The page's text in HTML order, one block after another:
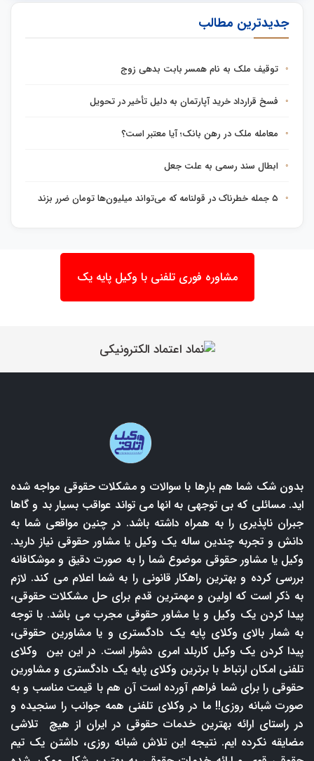
جدیدترین مطالب
توقیف ملک به نام همسر بابت بدهی زوج
فسخ قرارداد خرید آپارتمان به دلیل تأخیر در تحویل
معامله ملک در رهن بانک؛ آیا معتبر است؟
ابطال سند رسمی به علت جعل
مشاوره فوری تلفنی با وکیل پایه یک
بدون شک شما هم بارها با سوالات و مشکلات حقوقی مواجه شده
اید. مسائلی که بی توجهی به انها می تواند عواقب بسیار بد و گاها
جبران ناپذیری را به همراه داشته باشد. در چنین مواقعی شما به
دانش و تجربه چندین ساله یک وکیل یا مشاور حقوقی نیاز دارید.
وکیل یا مشاور حقوقی موضوع شما را به صورت دقیق و موشکافانه
بررسی کرده و بهترین راهکار قانونی را به شما اعلام می کند. لازم
به ذکر است که اولین و مهمترین قدم برای حل مشکلات حقوقی،
پیدا کردن یک وکیل و یا مشاور حقوقی مجرب می باشد. با توجه
به شمار بالای وکلای پایه یک دادگستری و یا مشاورین حقوقی،
پیدا کردن یک وکیل کاربلد امری دشوار است. در این بین وکلای
تلفنی امکان ارتباط با برترین وکلای پایه یک دادگستری و مشاورین
حقوقی را برای شما فراهم آورده است آن هم با قیمت مناسب و به
صورت شبانه روزی!! ما در وکلای تلفنی همه جوانب را سنجیده و
در راستای ارائه بهترین خدمات حقوقی در ایران از هیچ تلاشی
مضایقه نکرده ایم. نتیجه این تلاش شبانه روزی، داشتن یک تیم